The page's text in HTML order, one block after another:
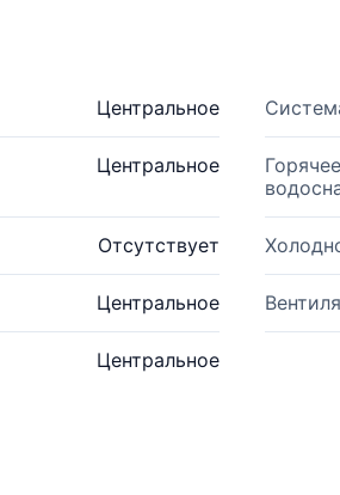
Центральное
Центральное
Горячее
Отсутствует
Центральное
Центральное